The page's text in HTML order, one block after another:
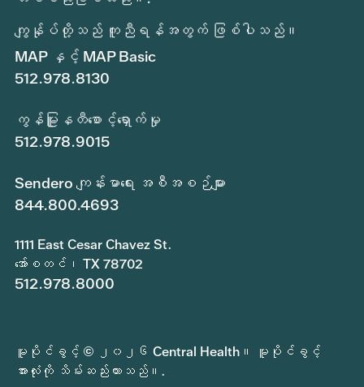
ကျွန်ုပ်တို့သည် ကူညီရန်အတွက် ဖြစ်ပါသည်။
MAP နှင့် MAP Basic
512.978.8130
ကွန်မြူနတီစောင့်ရှောက်မှု
512.978.9015
Sendero ကျန်းမာရေး အစီအစဉ်များ
844.800.4693
1111 East Cesar Chavez St.
အော်စတင်၊ TX 78702
512.978.8000
မူပိုင်ခွင့် © ၂၀၂၆ Central Health။ မူပိုင်ခွင့်
အားလုံးကို သိမ်းဆည်းထားသည်။.